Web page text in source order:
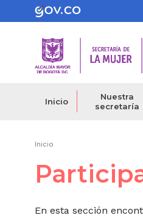
al
contenido
Inicio
Nuestra
secretaría
Ruta
de
Inicio
En esta sección